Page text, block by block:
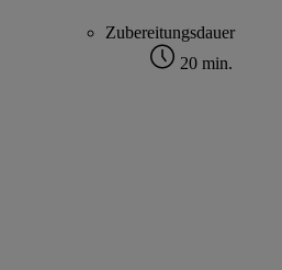
Zubereitungsdauer
20 min.